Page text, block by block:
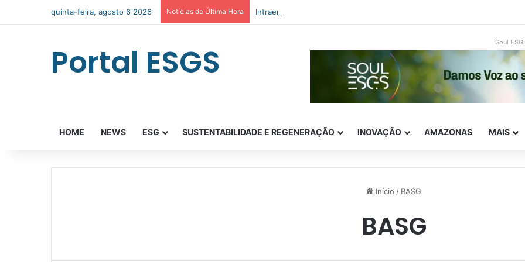
quinta-feira, agosto 6 2026 Notícias de Última Hora Intraempreendedorismo e ESG: como inovar com impacto real
Portal ESGS Soul
HOME NEWS ESG SUSTENTABILIDADE E REGENERAÇÃO INOVAÇÃO AMAZONAS MAIS
Início / BASG
BASG